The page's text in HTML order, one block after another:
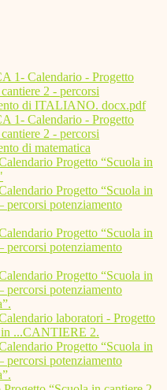
1- Calendario - Progetto
2 - percorsi
di ITALIANO. docx.pdf
1- Calendario - Progetto
2 - percorsi
di matematica
Progetto “Scuola in
Progetto “Scuola in
percorsi potenziamento
Progetto “Scuola in
percorsi potenziamento
Progetto “Scuola in
percorsi potenziamento
laboratori - Progetto
...CANTIERE 2.
Progetto “Scuola in
percorsi potenziamento